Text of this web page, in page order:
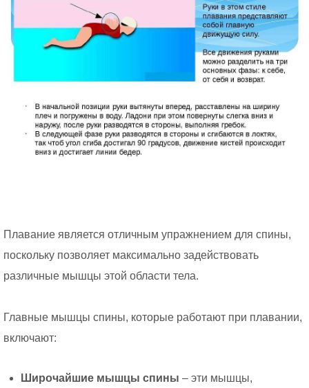
Плавание является отличным упражнением для спины,
поскольку позволяет максимально задействовать
различные мышцы этой области тела.
Главные мышцы спины, которые работают при плавании,
включают:
Широчайшие мышцы спины – эти мышцы,